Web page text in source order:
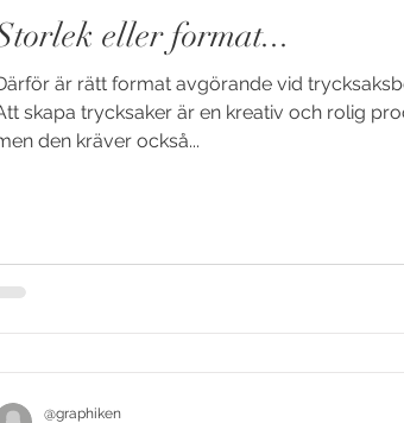
eller format...
är rätt format avgörande vid
skapa trycksaker är en kreativ och rolig
den kräver också...
@graphiken